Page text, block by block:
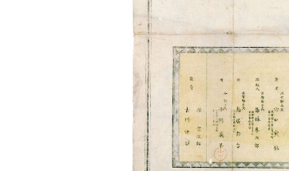
デジタル展示
過去の展示資料
資料目録
エクセル形式の旧目録
学校連携
授業活用のための資料画像等
県史編さん